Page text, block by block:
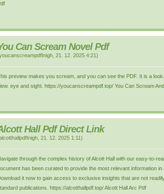
Can Scream Novel Pdf
21. 12. 2025 4:21)
preview makes you scream, and you can see the PDF. It is a
eye and sight. https://youcanscreampdf.top/ You Can Scream
Hall Pdf Direct Link
21. 12. 2025 1:11)
through the complex history of Alcott Hall with our easy-to-
has been curated to provide the most relevant information in
it now to gain access to exclusive insights that are not
publications. https://alcotthallpdf.top/ Alcott Hall Arc Pdf